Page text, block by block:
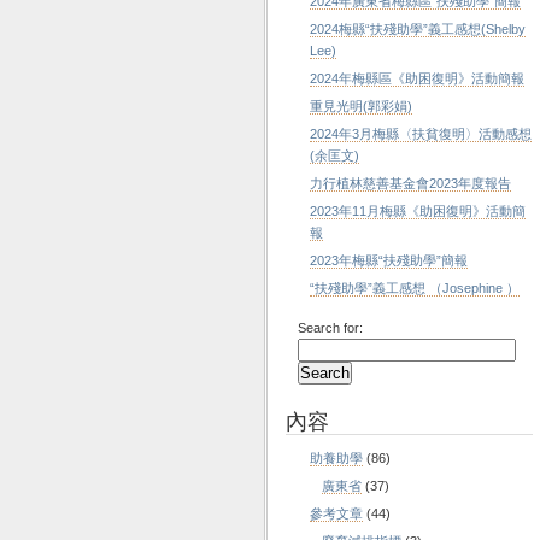
2024梅縣“扶殘助學”義工感想(Shelby
Lee)
2024年梅縣區《助困復明》活動簡報
重見光明(郭彩娟)
2024年3月梅縣〈扶貧復明〉活動感想
(余匡文)
力行植林慈善基金會2023年度報告
2023年11月梅縣《助困復明》活動簡
報
2023年梅縣“扶殘助學”簡報
“扶殘助學”義工感想 （Josephine ）
Search for:
內容
助養助學 (86)
廣東省 (37)
參考文章 (44)